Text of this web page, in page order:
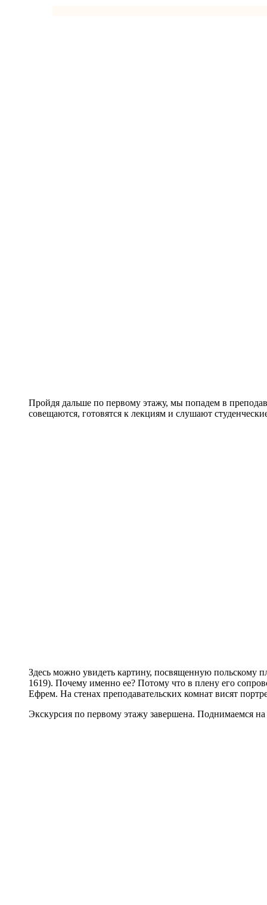
Пройдя дальше по первому этажу, мы попадем в
совещаются, готовятся к лекциям и слушают
Здесь можно увидеть картину, посвященную
1619). Почему именно ее? Потому что в плену его
Ефрем. На стенах преподавательских комнат висят
Экскурсия по первому этажу завершена. Поднимаемся на